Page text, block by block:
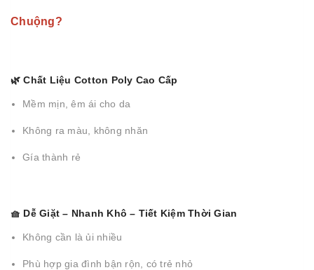
Chuộng?
🌿 Chất Liệu Cotton Poly Cao Cấp
Mềm mịn, êm ái cho da
Không ra màu, không nhăn
Gía thành rẻ
🧺 Dễ Giặt – Nhanh Khô – Tiết Kiệm Thời Gian
Không cần là ủi nhiều
Phù hợp gia đình bận rộn, có trẻ nhỏ